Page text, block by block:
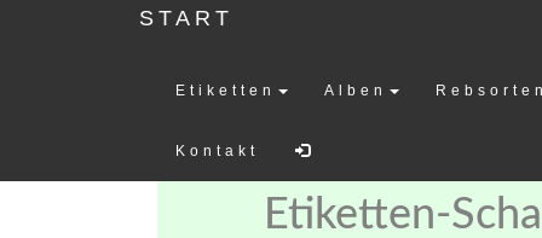
START
Etiketten Alben
Kontakt
Etiketten-